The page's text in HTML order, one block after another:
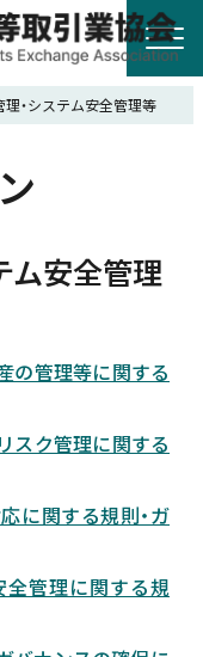
・システム安全管理等
ム安全管理
の管理等に関する
スク管理に関する
に関する規則・ガ
管理に関する規